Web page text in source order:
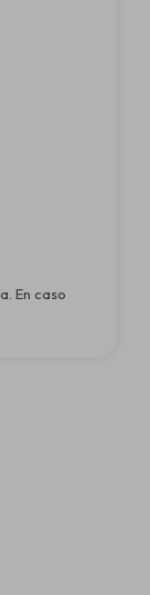
En caso